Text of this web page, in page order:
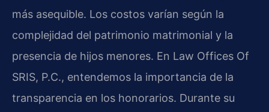
más asequible. Los costos varían según la
complejidad del patrimonio matrimonial y la
presencia de hijos menores. En Law Offices Of
SRIS, P.C., entendemos la importancia de la
transparencia en los honorarios. Durante su